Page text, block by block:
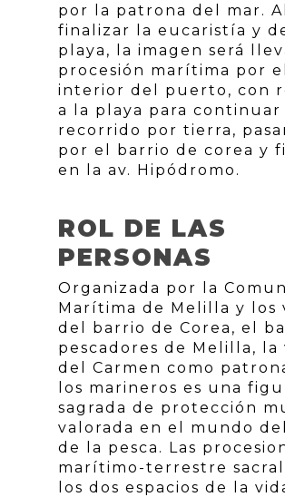
por la patrona del mar. Al
finalizar la eucaristía y
playa, la imagen será
procesión marítima por el
interior del puerto, con
a la playa para continuar
recorrido por tierra,
por el barrio de corea y
en la av. Hipódromo.
ROL DE LAS
PERSONAS
Organizada por la
Marítima de Melilla y los
del barrio de Corea, el
pescadores de Melilla, la
del Carmen como
los marineros es una
sagrada de protección
valorada en el mundo
de la pesca. Las
marítimo-terrestre
los dos espacios de la